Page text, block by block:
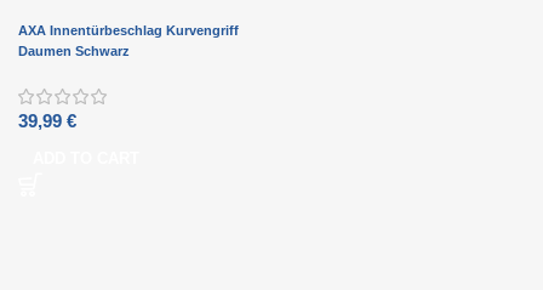
AXA Innentürbeschlag Kurvengriff
Daumen Schwarz
39,99 €